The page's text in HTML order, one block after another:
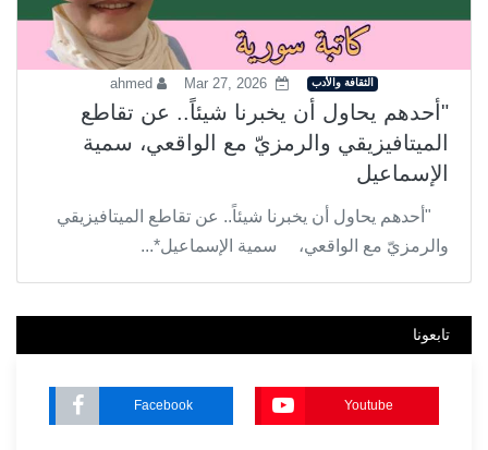
الثقافة والأدب Mar 27, 2026
ahmed
"أحدهم يحاول أن يخبرنا شيئاً.. عن تقاطع
الميتافيزيقي والرمزيّ مع الواقعي، سمية
الإسماعيل
"أحدهم يحاول أن يخبرنا شيئاً.. عن تقاطع الميتافيزيقي
والرمزيّ مع الواقعي، سمية الإسماعيل*...
تابعونا
Facebook Youtube